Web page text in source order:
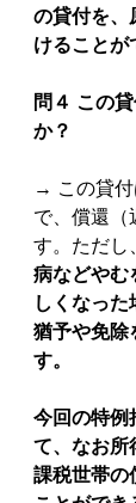
の貸付を、
けることが
問４ この
か？
→ この貸
で、償還（
す。ただし
病などやむ
しくなっ
猶予や免除
す。
今回の特例
て、なお所
課税世帯の